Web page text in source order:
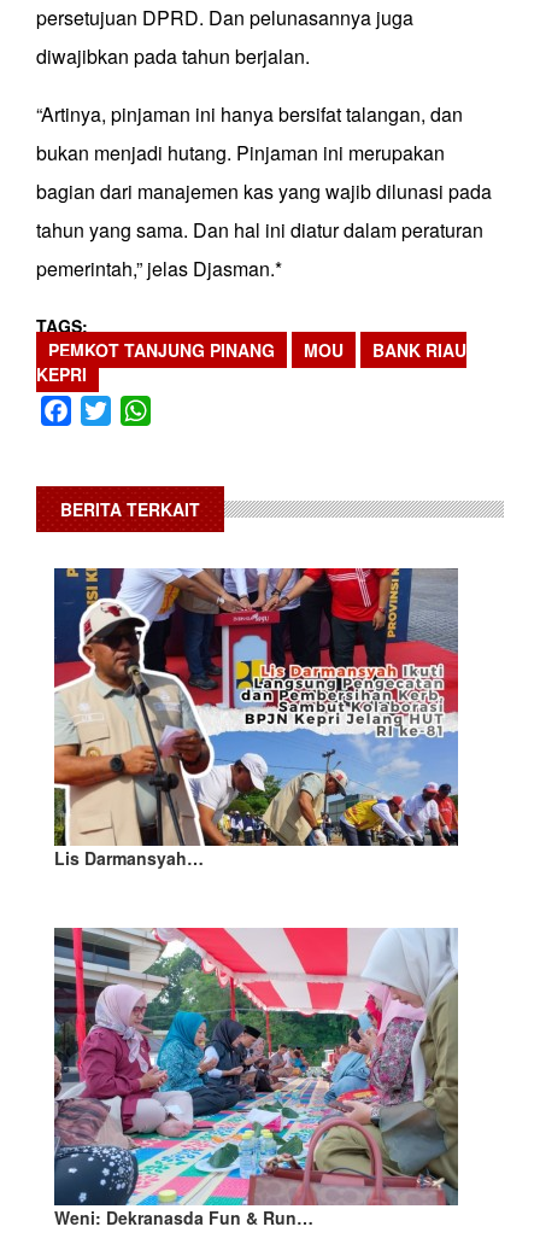
persetujuan DPRD. Dan pelunasannya juga
diwajibkan pada tahun berjalan.
“Artinya, pinjaman ini hanya bersifat talangan, dan
bukan menjadi hutang. Pinjaman ini merupakan
bagian dari manajemen kas yang wajib dilunasi pada
tahun yang sama. Dan hal ini diatur dalam peraturan
pemerintah,” jelas Djasman.*
TAGS
PEMKOT TANJUNG PINANG
MOU
BANK RIAU
KEPRI
Facebook
Twitter
BERITA TERKAIT
Lis Darmansyah…
Weni: Dekranasda Fun & Run…